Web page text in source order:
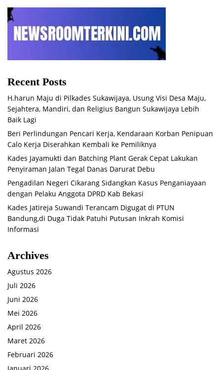
Recent Posts
H.harun Maju di Pilkades Sukawijaya, Usung Visi Desa Maju,
Sejahtera, Mandiri, dan Religius Bangun Sukawijaya Lebih
Baik Lagi
Beri Perlindungan Pencari Kerja, Kendaraan Korban Penipuan
Calo Kerja Diserahkan Kembali ke Pemiliknya
Kades Jayamukti dan Batching Plant Gerak Cepat Lakukan
Penyiraman Jalan Tegal Danas Darurat Debu
Pengadilan Negeri Cikarang Sidangkan Kasus Penganiayaan
dengan Pelaku Anggota DPRD Kab Bekasi
Kades Jatireja Suwandi Terancam Digugat di PTUN
Bandung,di Duga Tidak Patuhi Putusan Inkrah Komisi
Informasi
Archives
Agustus 2026
Juli 2026
Juni 2026
Mei 2026
April 2026
Maret 2026
Februari 2026
Januari 2026